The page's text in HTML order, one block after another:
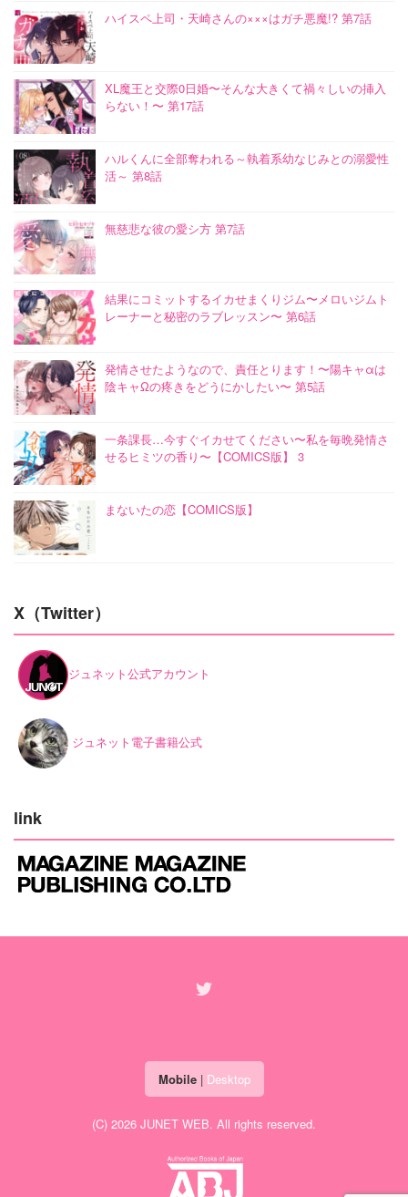
ハイスペ上司・天崎さんの×××はガチ悪魔!? 第7話
XL魔王と交際0日婚〜そんな大きくて禍々しいの挿入
らない！〜 第17話
ハルくんに全部奪われる～執着系幼なじみとの溺愛性
活～ 第8話
無慈悲な彼の愛シ方 第7話
結果にコミットするイカせまくりジム〜メロいジムト
レーナーと秘密のラブレッスン〜 第6話
発情させたようなので、責任とります！〜陽キャαは
陰キャΩの疼きをどうにかしたい〜 第5話
一条課長…今すぐイカせてください〜私を毎晩発情さ
せるヒミツの香り〜【COMICS版】 3
まないたの恋【COMICS版】
X（Twitter）
ジュネット公式アカウント
ジュネット電子書籍公式
link
Mobile| Desktop
(C) 2026 JUNET WEB. All rights reserved.